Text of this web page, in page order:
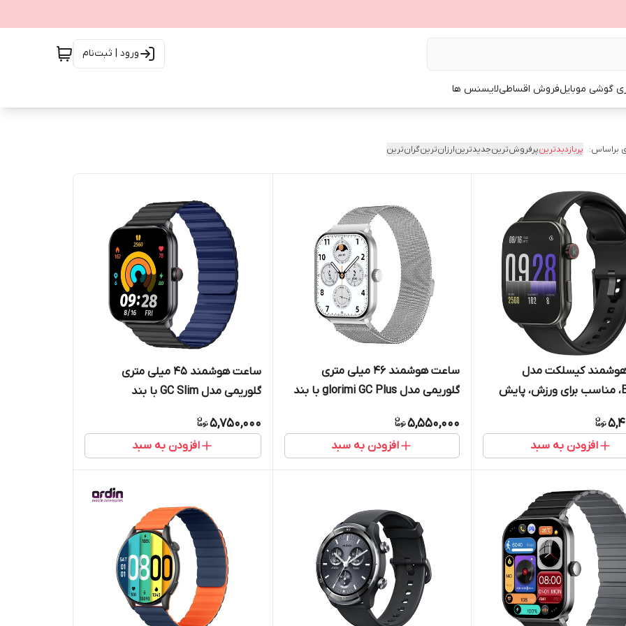
ورود | ثبت‌نام
گوشی موبایلفروش اقساطیلایسنس ها
براساس: پربازدیدترینپرفروش‌ترینجدیدترینارزان‌ترینگران‌ترین
کیسلکت مدل
Balancs، مناسب برای ورزش، پایش
خون، بند سیلیکون
افزودن به سبد
ساعت هوشمند 46 میلی متری
گلوریمی مدل glorimi GC Plus با بند
5,550,000
افزودن به سبد
ساعت هوشمند 45 میلی متری
گلوریمی مدل GC Slim با بند
5,750,000
افزودن به سبد